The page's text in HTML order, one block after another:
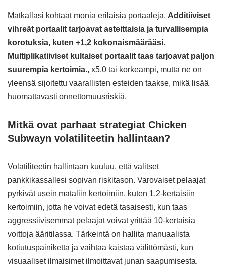
Matkallasi kohtaat monia erilaisia portaaleja. Additiiviset
vihreät portaalit tarjoavat asteittaisia ja turvallisempia
korotuksia, kuten +1,2 kokonaismäärääsi.
Multiplikatiiviset kultaiset portaalit taas tarjoavat paljon
suurempia kertoimia., x5.0 tai korkeampi, mutta ne on
yleensä sijoitettu vaarallisten esteiden taakse, mikä lisää
huomattavasti onnettomuusriskiä.
Mitkä ovat parhaat strategiat Chicken
Subwayn volatiliteetin hallintaan?
Volatiliteetin hallintaan kuuluu, että valitset
pankkikassallesi sopivan riskitason. Varovaiset pelaajat
pyrkivät usein mataliin kertoimiin, kuten 1,2-kertaisiin
kertoimiin, jotta he voivat edetä tasaisesti, kun taas
aggressiivisemmat pelaajat voivat yrittää 10-kertaisia
voittoja ääritilassa. Tärkeintä on hallita manuaalista
kotiutuspainiketta ja vaihtaa kaistaa välittömästi, kun
visuaaliset ilmaisimet ilmoittavat junan saapumisesta.